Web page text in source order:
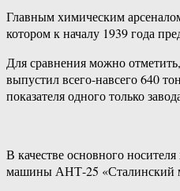
Главным химическим
котором к началу 1939 года
Для сравнения можно
выпустил всего-навсего 640
показателя одного только
В качестве основного
машины АНТ-25 «Сталинский